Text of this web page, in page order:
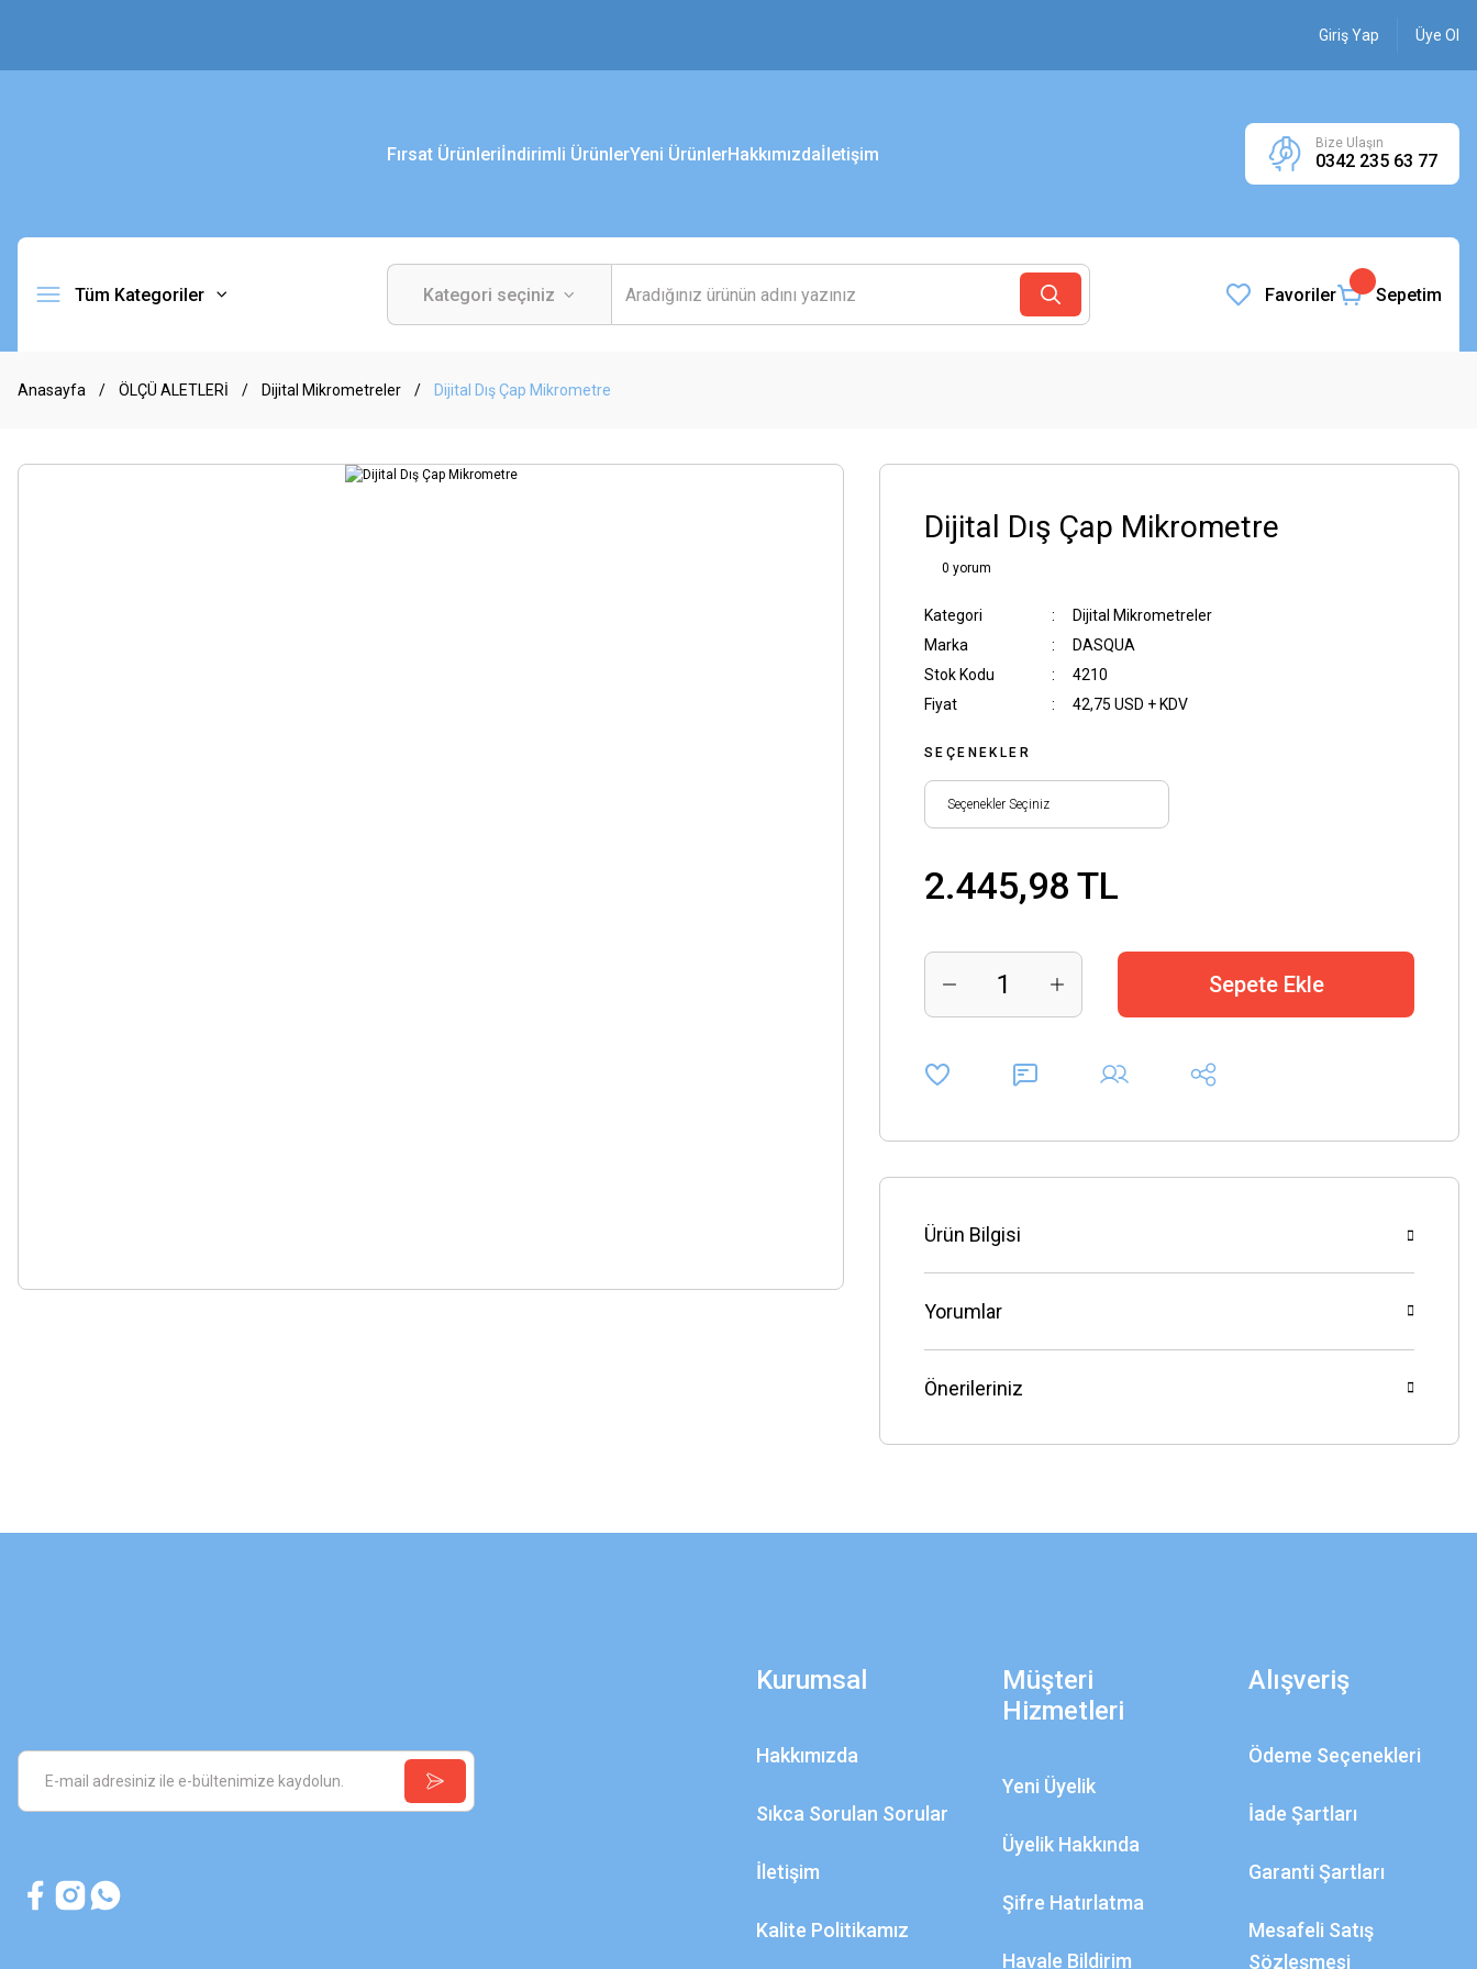
Giriş Yap Üye Ol
Fırsat Ürünleriİndirimli ÜrünlerYeni ÜrünlerHakkımızdaİletişim
Bize Ulaşın
0342 235 63 77
Tüm Kategoriler Favoriler Sepetim
Anasayfa ÖLÇÜ ALETLERİ Dijital Mikrometreler Dijital Dış Çap Mikrometre
Dijital Dış Çap Mikrometre
0 yorum
Kategori
Dijital Mikrometreler
Marka
DASQUA
Stok Kodu
4210
Fiyat
42,75 USD + KDV
SEÇENEKLER
2.445,98 TL
Sepete Ekle
Ürün Bilgisi
Yorumlar
Önerileriniz
Kurumsal
Hakkımızda
Sıkca Sorulan Sorular
İletişim
Kalite Politikamız
Müşteri
Hizmetleri
Yeni Üyelik
Üyelik Hakkında
Şifre Hatırlatma
Havale Bildirim
Alışveriş
Ödeme Seçenekleri
İade Şartları
Garanti Şartları
Mesafeli Satış
Sözleşmesi